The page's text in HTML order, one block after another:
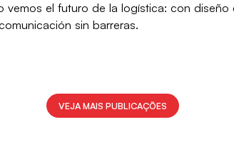
vemos el futuro de la logística: con diseño
sin barreras.
VEJA MAIS PUBLICAÇÕES